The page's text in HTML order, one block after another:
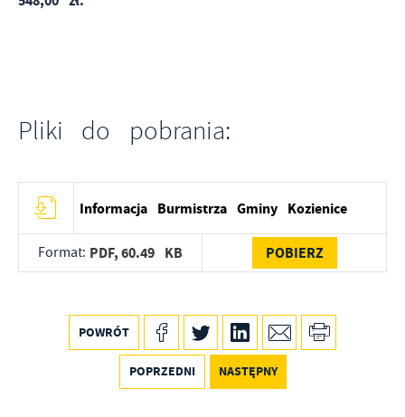
Pliki do pobrania:
Informacja Burmistrza Gminy Kozienice
Format: PDF,60.49 KB POBIERZ
POWRÓT
POPRZEDNI NASTĘPNY